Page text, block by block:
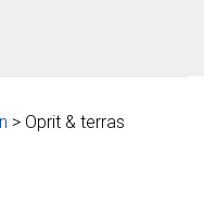
> Oprit & terras